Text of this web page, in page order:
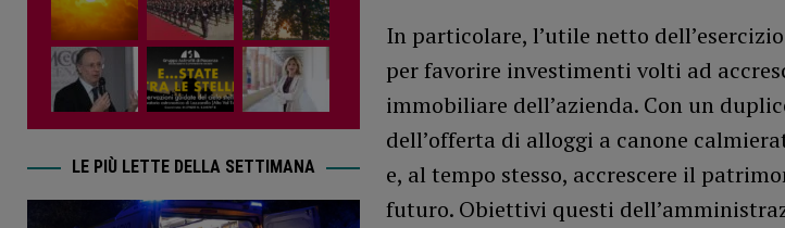
In particolare, l’utile netto
per favorire investimenti volti ad
immobiliare dell’azienda. Con un
dell’offerta di alloggi a canone
e, al tempo stesso, accrescere il
futuro. Obiettivi questi
LE PIÙ LETTE DELLA SETTIMANA